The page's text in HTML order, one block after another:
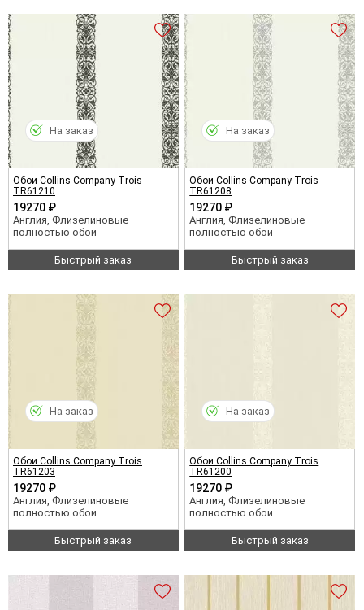
Обои Collins Company Trois
TR61210
19270 ₽
Англия, Флизелиновые
полностью обои
Быстрый заказ
На заказ
Обои Collins Company Trois
TR61208
19270 ₽
Англия, Флизелиновые
полностью обои
Быстрый заказ
На заказ
Обои Collins Company Trois
TR61203
19270 ₽
Англия, Флизелиновые
полностью обои
Быстрый заказ
На заказ
Обои Collins Company Trois
TR61200
19270 ₽
Англия, Флизелиновые
полностью обои
Быстрый заказ
На заказ